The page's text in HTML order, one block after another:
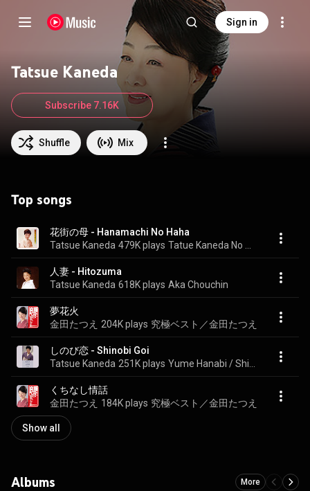
Sign in
Tatsue Kaneda
Shuffle Mix
Subscribe 7.16K
Top songs
花街の母 - Hanamachi No Haha
Tatsue Kaneda 479K plays
人妻 - Hitozuma
Tatsue Kaneda 618K plays Aka Chouchin
夢花火
金田たつえ
204K plays 究極ベスト／金田たつえ
しのび恋 - Shinobi Goi
Tatsue Kaneda 251K plays
くちなし情話
金田たつえ
184K plays 究極ベスト／金田たつえ
Show all
Albums More